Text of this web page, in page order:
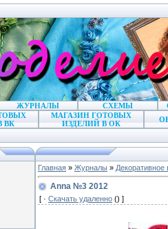
ЖУРНАЛЫ СХЕМЫ
ВК
МАГАЗИН ГОТОВЫХ
ИЗДЕЛИЙ В ОК
Главная » Журналы » Декоративное
Anna №3 2012
[ · Скачать удаленно () ]